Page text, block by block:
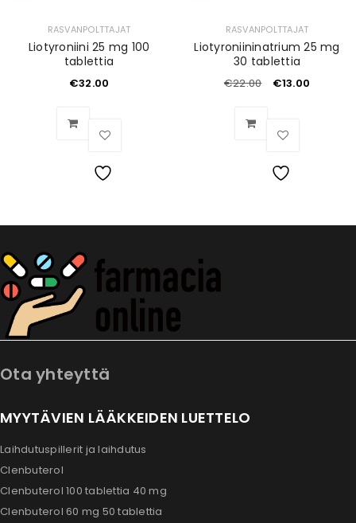
RASVANPOLTTAJAT
Liotyroniini 25 mg 100
tablettia
€32.00
RASVANPOLTTAJAT
Liotyroniininatrium 25 mg
30 tablettia
€22.00 €13.00
Ota yhteyttä
MYYTÄVIEN LÄÄKKEIDEN LUETTELO
Laihdutuspillerit ja laihdutus
Clenbuterol
Clenbuterol 100 tablettia 40 mg
Clenbuterol 60 mg 50 tablettia